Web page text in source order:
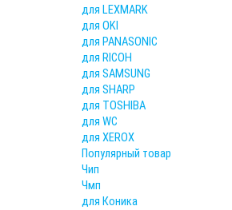
для LEXMARK
для OKI
для PANASONIC
для RICOH
для SAMSUNG
для SHARP
для TOSHIBA
для WC
для XEROX
Популярный товар
Чип
Чмп
для Коника